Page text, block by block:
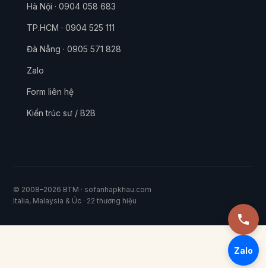
Hà Nội · 0904 058 683
TP.HCM · 0904 525 111
Đà Nẵng · 0905 571 828
Zalo
Form liên hệ
Kiến trúc sư / B2B
© 2008–2026 BTM · sofanhapkhau.com
Italia, Malaysia & Úc · 22 thương hiệu
Zalo